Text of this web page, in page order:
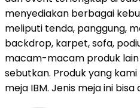
menyediakan berbagai
meliputi tenda, panggung,
backdrop, karpet, sofa,
macam-macam produk
sebutkan. Produk yang
meja IBM. Jenis meja ini bisa